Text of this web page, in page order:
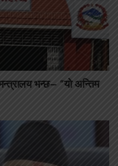
भन्छ– “यो अन्तिम